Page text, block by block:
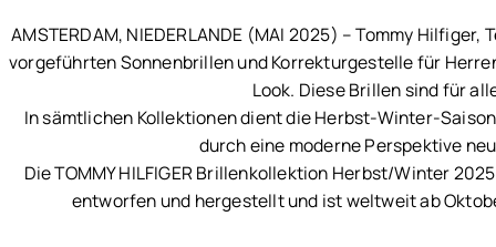
AMSTERDAM, NIEDERLANDE (MAI 2025) – Tommy
vorgeführten Sonnenbrillen und Korrekturgestelle für
Look. Diese Brillen sind für
In sämtlichen Kollektionen dient die Herbst-Winter-
durch eine moderne Perspektive
Die TOMMY HILFIGER Brillenkollektion Herbst/Winter
entworfen und hergestellt und ist weltweit ab